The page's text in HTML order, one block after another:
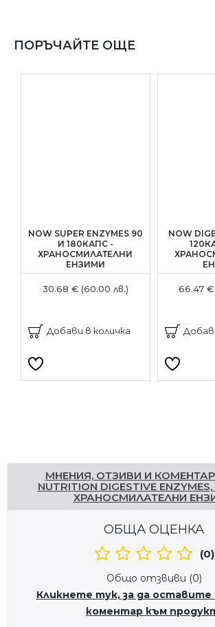
ПОРЪЧАЙТЕ ОЩЕ
NOW SUPER ENZYMES 90
И 180КАПС -
ХРАНОСМИЛАТЕЛНИ
ЕНЗИМИ
30.68 € (60.00 лв.)
Добави в количка
NOW
66.47 €
МНЕНИЯ, ОТЗИВИ И
NUTRITION DIGESTIVE
ХРАНОСМИЛАТЕЛНИ
ОБЩА ОЦЕНКА
(0)
Общо отзвиви (0)
Кликнете тук, за да оставите
коментар към